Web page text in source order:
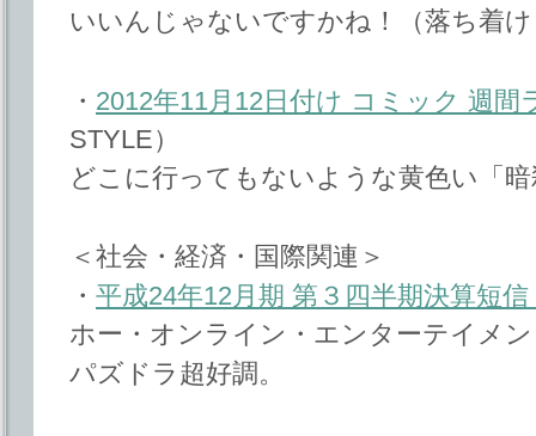
いいんじゃないですかね！（落ち着
・ 2012年11月12日付け コミック 週間
STYLE）
どこに行ってもないような黄色い「
＜社会・経済・国際関連＞
・ 平成24年12月期 第３四半期決算短
ホー・オンライン・エンターテイメ
パズドラ超好調。